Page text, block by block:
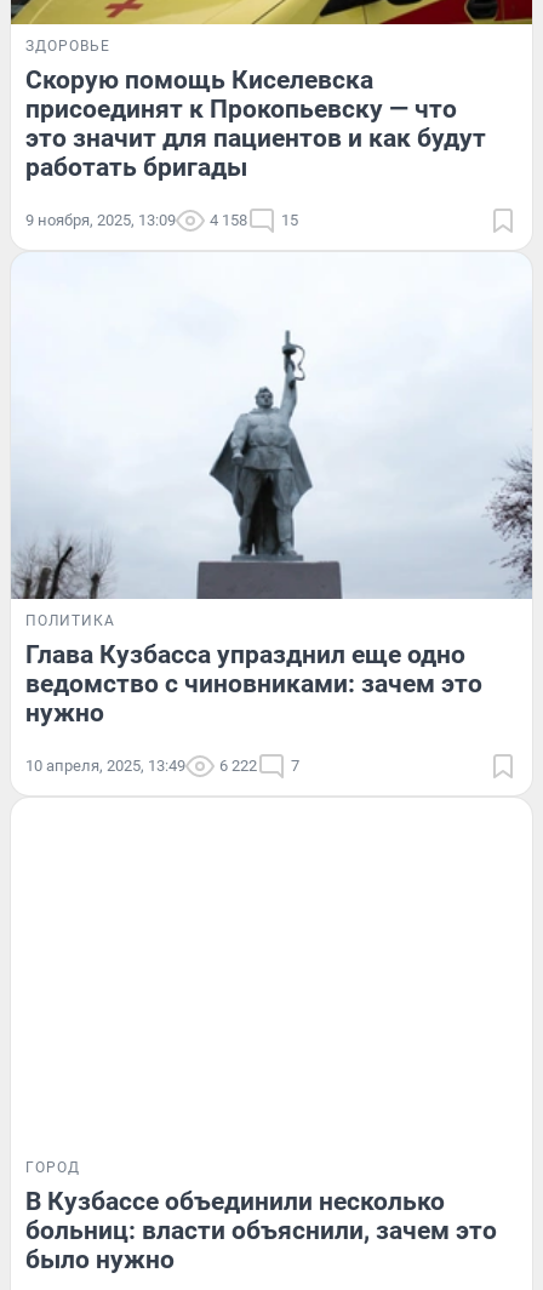
ЗДОРОВЬЕ
Скорую помощь Киселевска
присоединят к Прокопьевску — что
это значит для пациентов и как будут
работать бригады
9 ноября, 2025, 13:09 4 158 15
ПОЛИТИКА
Глава Кузбасса упразднил еще одно
ведомство с чиновниками: зачем это
нужно
10 апреля, 2025, 13:49 6 222 7
ГОРОД
В Кузбассе объединили несколько
больниц: власти объяснили, зачем это
было нужно